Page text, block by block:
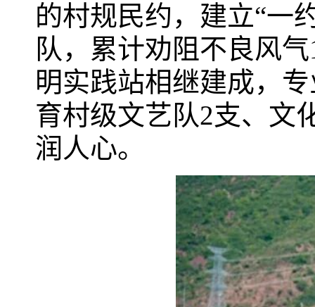
的村规民约，建立“一
队，累计劝阻不良风
明实践站相继建成，
育村级文艺队2支、文
润人心。